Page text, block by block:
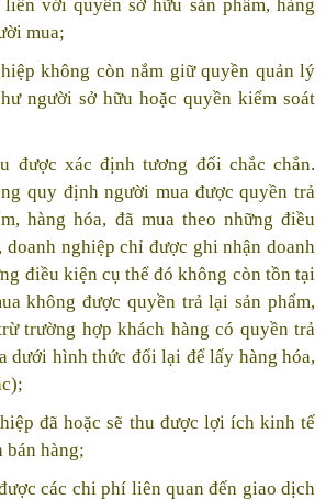
với quyền sở hữu sản phẩm, hàng
mua;
không còn nắm giữ quyền quản lý
người sở hữu hoặc quyền kiểm soát
được xác định tương đối chắc chắn.
quy định người mua được quyền trả
hàng hóa, đã mua theo những điều
doanh nghiệp chỉ được ghi nhận doanh
điều kiện cụ thể đó không còn tồn tại
không được quyền trả lại sản phẩm,
trường hợp khách hàng có quyền trả
dưới hình thức đổi lại để lấy hàng hóa,
đã hoặc sẽ thu được lợi ích kinh tế
bán hàng;
các chi phí liên quan đến giao dịch